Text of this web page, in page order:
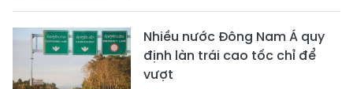
Nhiều nước Đông Nam Á quy
định làn trái cao tốc chỉ để
vượt